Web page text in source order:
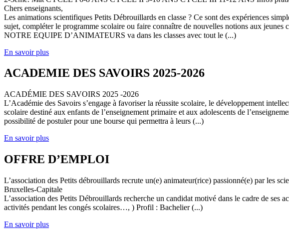
Chers enseignants,
Les animations scientifiques Petits Débrouillards en classe ? Ce sont des expériences
sujet, compléter le programme scolaire ou faire connaître de nouvelles notions aux jeunes
NOTRE EQUIPE D’ANIMATEURS va dans les classes avec tout le (...)
En savoir plus
ACADEMIE DES SAVOIRS 2025-2026
ACADÉMIE DES SAVOIRS 2025 -2026
L’Académie des Savoirs s’engage à favoriser la réussite scolaire, le développement
scolaire destiné aux enfants de l’enseignement primaire et aux adolescents de
possibilité de postuler pour une bourse qui permettra à leurs (...)
En savoir plus
OFFRE D’EMPLOI
L’association des Petits débrouillards recrute un(e) animateur(rice) passionné(e) par les
Bruxelles-Capitale
L’association des Petits Débrouillards recherche un candidat motivé dans le cadre de
activités pendant les congés scolaires…, ) Profil : Bachelier (...)
En savoir plus